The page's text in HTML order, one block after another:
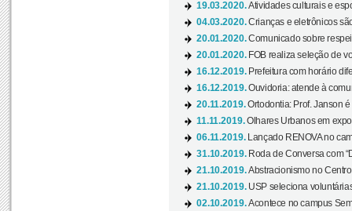
19.03.2020.Atividades culturais e
04.03.2020.Crianças e eletrônicos
20.01.2020.Comunicado sobre
20.01.2020. FOB realiza seleção de
16.12.2019. Prefeitura com horário
16.12.2019.Ouvidoria: atende à
20.11.2019.Ortodontia: Prof. Janson
11.11.2019.Olhares Urbanos em
06.11.2019.
Lançado RENOVA no
31.10.2019. Roda de Conversa com
21.10.2019.Abstracionismo no
21.10.2019. USP seleciona
02.10.2019.Acontece no campus